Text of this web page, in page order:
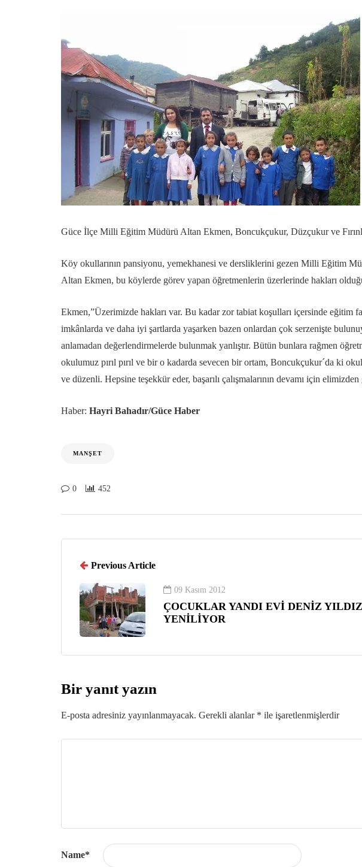
Güce İlçe Milli Eğitim Müdürü Altan Ekmen, Boncukçukur, Düzçukur ve
Köy okullarının pansiyonu, yemekhanesi ve dersliklerini gezen Milli Eğitim
Altan Ekmen, bu köylerde görev yapan öğretmenlerin üzerlerinde hakları
Ekmen,”Üzerimizde hakları var. Bu kadar zor tabiat koşulları içersinde
imkânlarda ve daha iyi şartlarda yaşarken bazen onlardan çok serzenişte
anlamadan değerlendirmelerde bulunmak yanlıştır. Bütün bunlara rağmen
okulumuz pırıl pırıl ve bir o kadarda sevecen bir ortam, Boncukçukur´da ki
ve düzenli. Hepsine teşekkür eder, başarılı çalışmalarının devamı için
Haber: Hayri Bahadır/Güce Haber
MANŞET
0 452
Previous Article
09 Kasım 2012
ÇOCUKLAR YANDI EVİ DENİZ
YENİLİYOR
Bir yanıt yazın
E-posta adresiniz yayınlanmayacak. Gerekli alanlar * ile işaretlenmişlerdir
Name*